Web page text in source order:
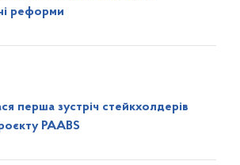
реформи
перша зустріч стейкхолдерів
PAABS